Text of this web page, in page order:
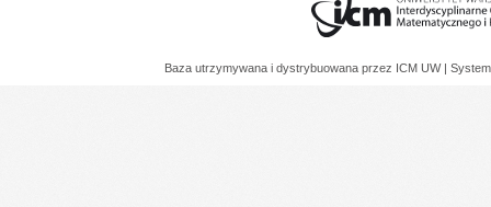
Baza utrzymywana i dystrybuowana przez ICM UW |